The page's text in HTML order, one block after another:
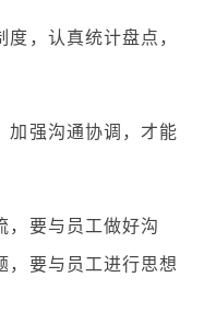
，认真统计盘点，
强沟通协调，才能
要与员工做好沟
，要与员工进行思想